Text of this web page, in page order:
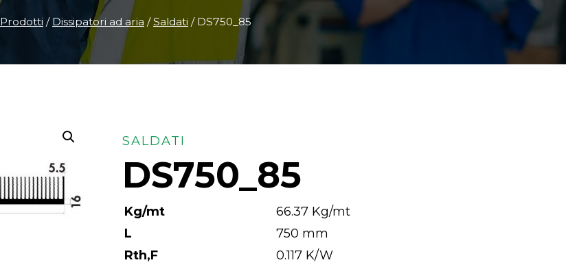
Prodotti / Dissipatori ad aria / Saldati / DS750_85
SALDATI
DS750_85
Kg/mt
66.37 Kg/mt
L
750 mm
Rth,F
0.117 K/W